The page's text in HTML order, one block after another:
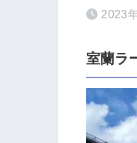
2023
室蘭ラ